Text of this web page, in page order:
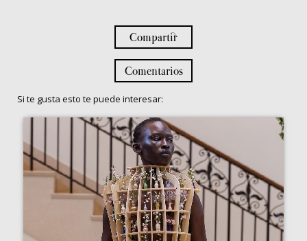
Compartir
Comentarios
Si te gusta esto te puede interesar: